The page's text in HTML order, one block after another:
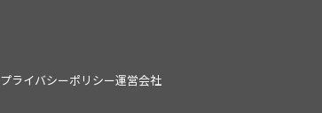
プライバシーポリシー運営会社